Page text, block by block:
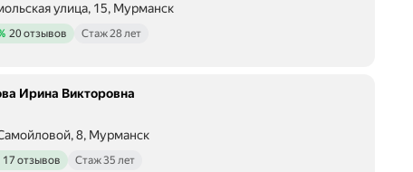
улица, 15, Мурманск
отзывов
20 отзывов Стаж 28 лет
Ирина Викторовна
8, Мурманск
отзывов
17 отзывов Стаж 35 лет